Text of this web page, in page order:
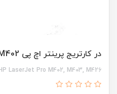
در کارتریج پرینتر اچ پی LaserJet Pro M402
LaserJet Pro M402, M403, M426